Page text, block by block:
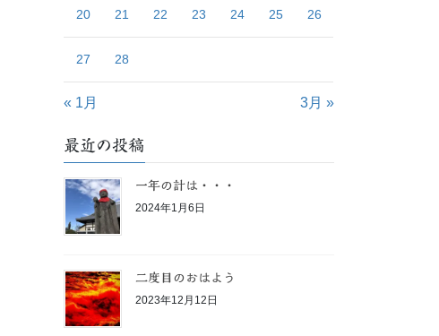
20 21 22 23 24 25 26
27 28
« 1月 3月 »
最近の投稿
一年の計は・・・
2024年1月6日
二度目のおはよう
2023年12月12日